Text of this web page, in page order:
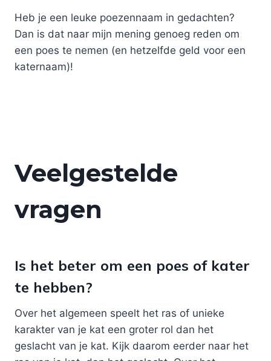
Heb je een leuke poezennaam in gedachten?
Dan is dat naar mijn mening genoeg reden om
een poes te nemen (en hetzelfde geld voor een
katernaam)!
Veelgestelde
vragen
Is het beter om een poes of kater
te hebben?
Over het algemeen speelt het ras of unieke
karakter van je kat een groter rol dan het
geslacht van je kat. Kijk daarom eerder naar het